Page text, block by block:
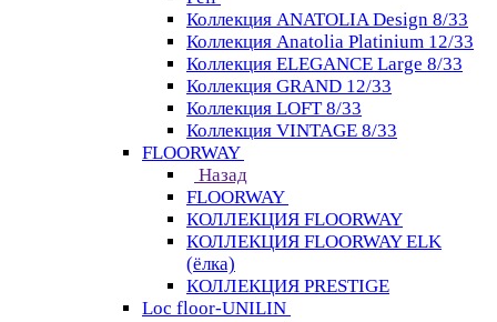
Коллекция ANATOLIA Design 8/33
Коллекция Anatolia Platinium 12/33
Коллекция ELEGANCE Large 8/33
Коллекция GRAND 12/33
Коллекция LOFT 8/33
Коллекция VINTAGE 8/33
FLOORWAY
Назад
FLOORWAY
КОЛЛЕКЦИЯ FLOORWAY
КОЛЛЕКЦИЯ FLOORWAY ELK
(ёлка)
КОЛЛЕКЦИЯ PRESTIGE
Loс floor-UNILIN